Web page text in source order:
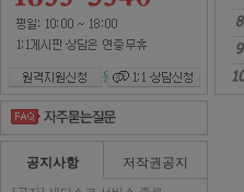
원격지원신청 1대1
공지사항 저작권공지